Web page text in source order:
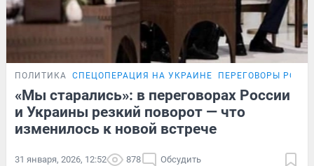
ПОЛИТИКА СПЕЦОПЕРАЦИЯ НА УКРАИНЕ ПЕРЕГОВОРЫ
«Мы старались»: в переговорах России
и Украины резкий поворот — что
изменилось к новой встрече
31 января, 2026, 12:52 878 Обсудить